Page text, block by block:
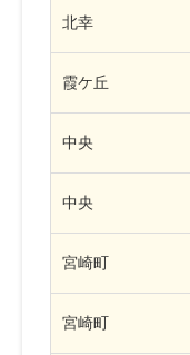
北幸
霞ケ丘
中央
中央
宮崎町
宮崎町